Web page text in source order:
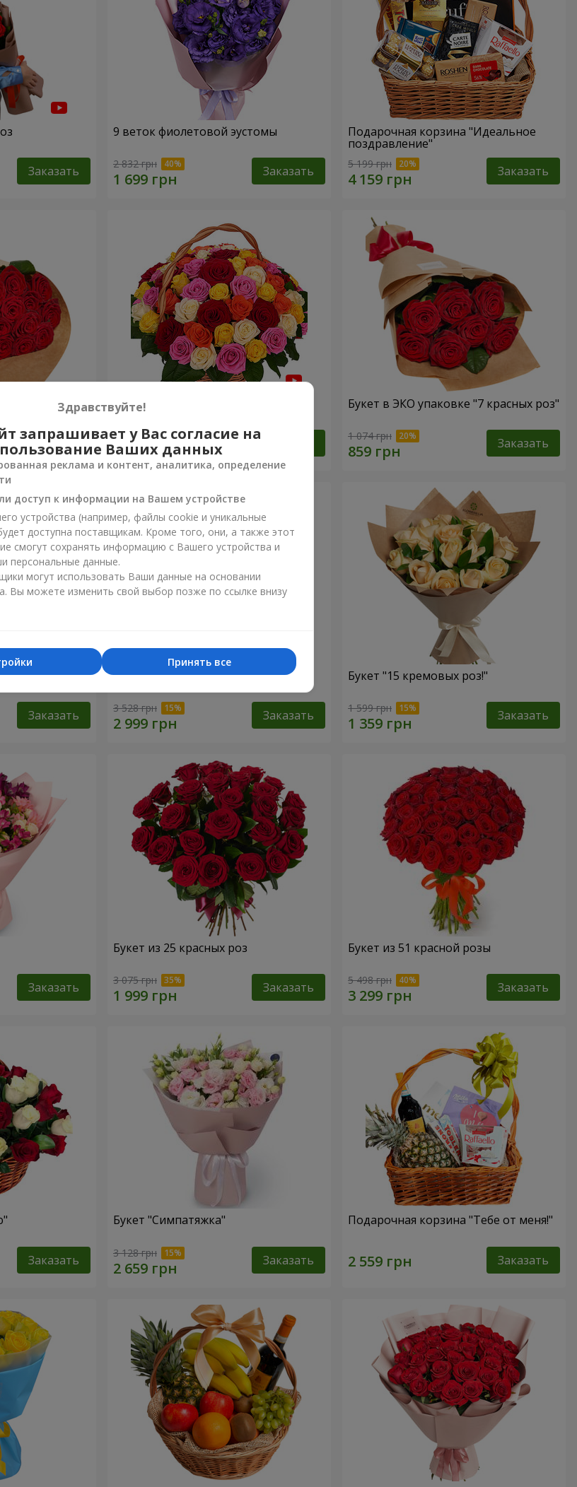
Заказать
9 веток фиолетовой эустомы
2 832 грн Заказать
Подарочная корзина "Идеальное
поздравление"
5 199 грн Заказать
красных
Заказать
Корзина "51 разноцветная роза"
4 999 грн
Букет в ЭКО упаковке "7 красных роз"
1 074 грн Заказать
роз!"
Заказать
51 красная и белая роза!
3 528 грн Заказать
Букет "15 кремовых роз!"
1 599 грн Заказать
Заказать
Букет из 25 красных роз
3 075 грн Заказать
Букет из 51 красной розы
5 498 грн Заказать
Заказать
Букет "Симпатяжка"
3 128 грн Заказать
Подарочная корзина "Тебе от меня!"
Заказать
Здравствуйте!
запрашивает у Вас согласие на
Ваших данных
реклама и контент, аналитика, определение
доступ к информации на Вашем устройстве
устройства (например, файлы cookie и уникальные
доступна поставщикам. Кроме того, они, а также этот
смогут сохранять информацию с Вашего устройства и
персональные данные.
могут использовать Ваши данные на основании
Вы можете изменить свой выбор позже по ссылке внизу
Принять все